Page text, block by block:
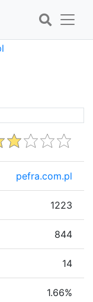
pefra.com.pl
1223
844
14
1.66%